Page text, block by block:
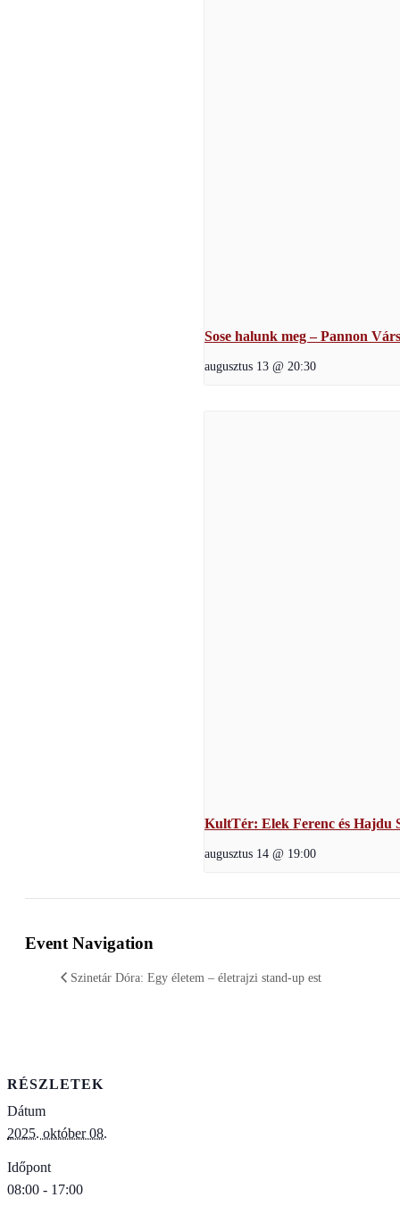
Sose halunk meg – Pannon
augusztus 13 @ 20:30
KultTér: Elek Ferenc és Hajdu
augusztus 14 @ 19:00
Event Navigation
Szinetár Dóra: Egy életem – életrajzi stand-up est
RÉSZLETEK
Dátum
2025. október 08.
Időpont
08:00 - 17:00